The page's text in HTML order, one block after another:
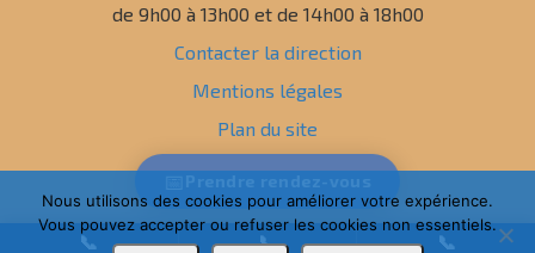
de 9h00 à 13h00 et de 14h00 à 18h00
Contacter la direction
Mentions légales
Plan du site
Politique de confidentialité
📞 📞 📞
Nous utilisons des cookies pour améliorer votre expérience.
Vous pouvez accepter ou refuser les cookies non essentiels.